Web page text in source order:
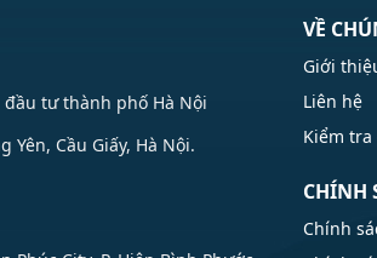
đầu tư thành phố Hà Nội
Yên, Cầu Giấy, Hà Nội.
VỀ
Giới
Liên hệ
Kiểm
CHÍNH
Chính